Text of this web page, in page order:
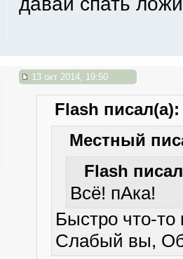
13 окт 2014, 19:50
Flash писал(а):
Местный
Flash
Всё! пАка!
Быстро что-то
Слабый вы,